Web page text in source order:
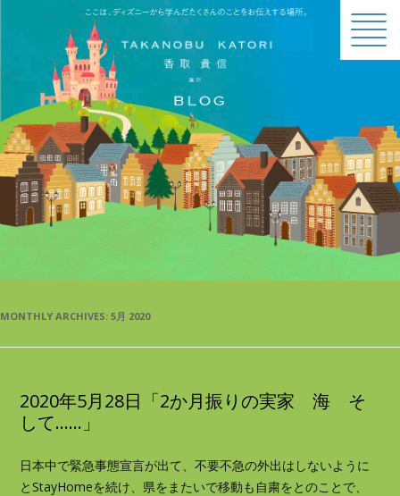
BLOG
MONTHLY ARCHIVES: 5月 2020
2020年5月28日「2か月振りの実家 海 そ
して……」
日本中で緊急事態宣言が出て、不要不急の外出はしないように
とStayHomeを続け、県をまたいで移動も自粛をとのことで、